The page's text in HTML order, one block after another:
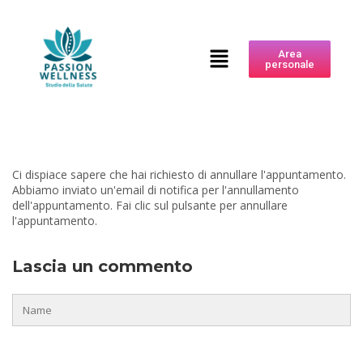
Area
personale
Ci dispiace sapere che hai richiesto di annullare l'appuntamento.
Abbiamo inviato un'email di notifica per l'annullamento
dell'appuntamento. Fai clic sul pulsante per annullare
l'appuntamento.
Lascia un commento